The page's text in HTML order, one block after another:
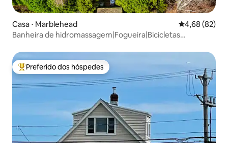
Casa ⋅ Marblehead 4,68 de uma
4,68 (82)
Banheira de hidromassagem|Fogueira|Bicicletas
Entre os melhores preferidos dos hóspedes
Preferido dos hóspedes